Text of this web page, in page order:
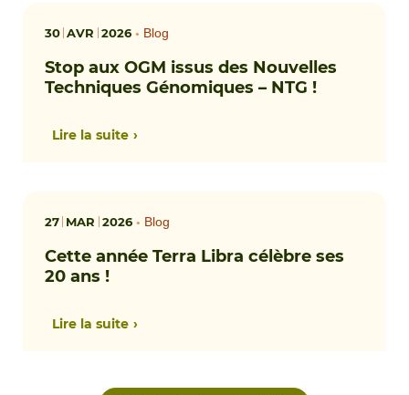
30 AVR 2026• Blog
Stop aux OGM issus des Nouvelles
Techniques Génomiques – NTG !
Lire la suite
27 MAR 2026• Blog
Cette année Terra Libra célèbre ses
20 ans !
Lire la suite